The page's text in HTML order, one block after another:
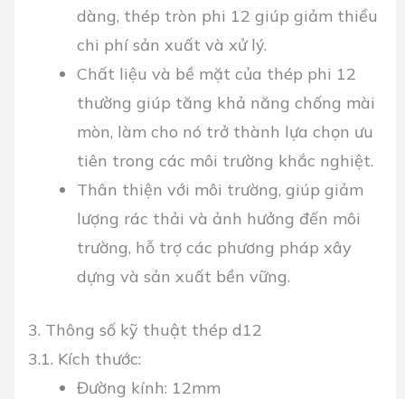
dàng, thép tròn phi 12 giúp giảm thiểu
chi phí sản xuất và xử lý.
Chất liệu và bề mặt của thép phi 12
thường giúp tăng khả năng chống mài
mòn, làm cho nó trở thành lựa chọn ưu
tiên trong các môi trường khắc nghiệt.
Thân thiện với môi trường, giúp giảm
lượng rác thải và ảnh hưởng đến môi
trường, hỗ trợ các phương pháp xây
dựng và sản xuất bền vững.
3. Thông số kỹ thuật thép d12
3.1. Kích thước:
Đường kính: 12mm